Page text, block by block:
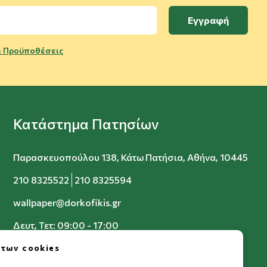
Εγγραφή
Κατάστημα Πατησίων
Παρασκευοπούλου 138, Κάτω Πατήσια, Αθήνα, 10445
210 8325522 210 8325594
wallpaper@dorkofikis.gr
Δευτ, Τετ: 09:00 - 17:00
Τρ, Πεμ, Παρ: 09:00 - 20:00
των cookies